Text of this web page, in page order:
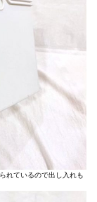
れているので出し入れも